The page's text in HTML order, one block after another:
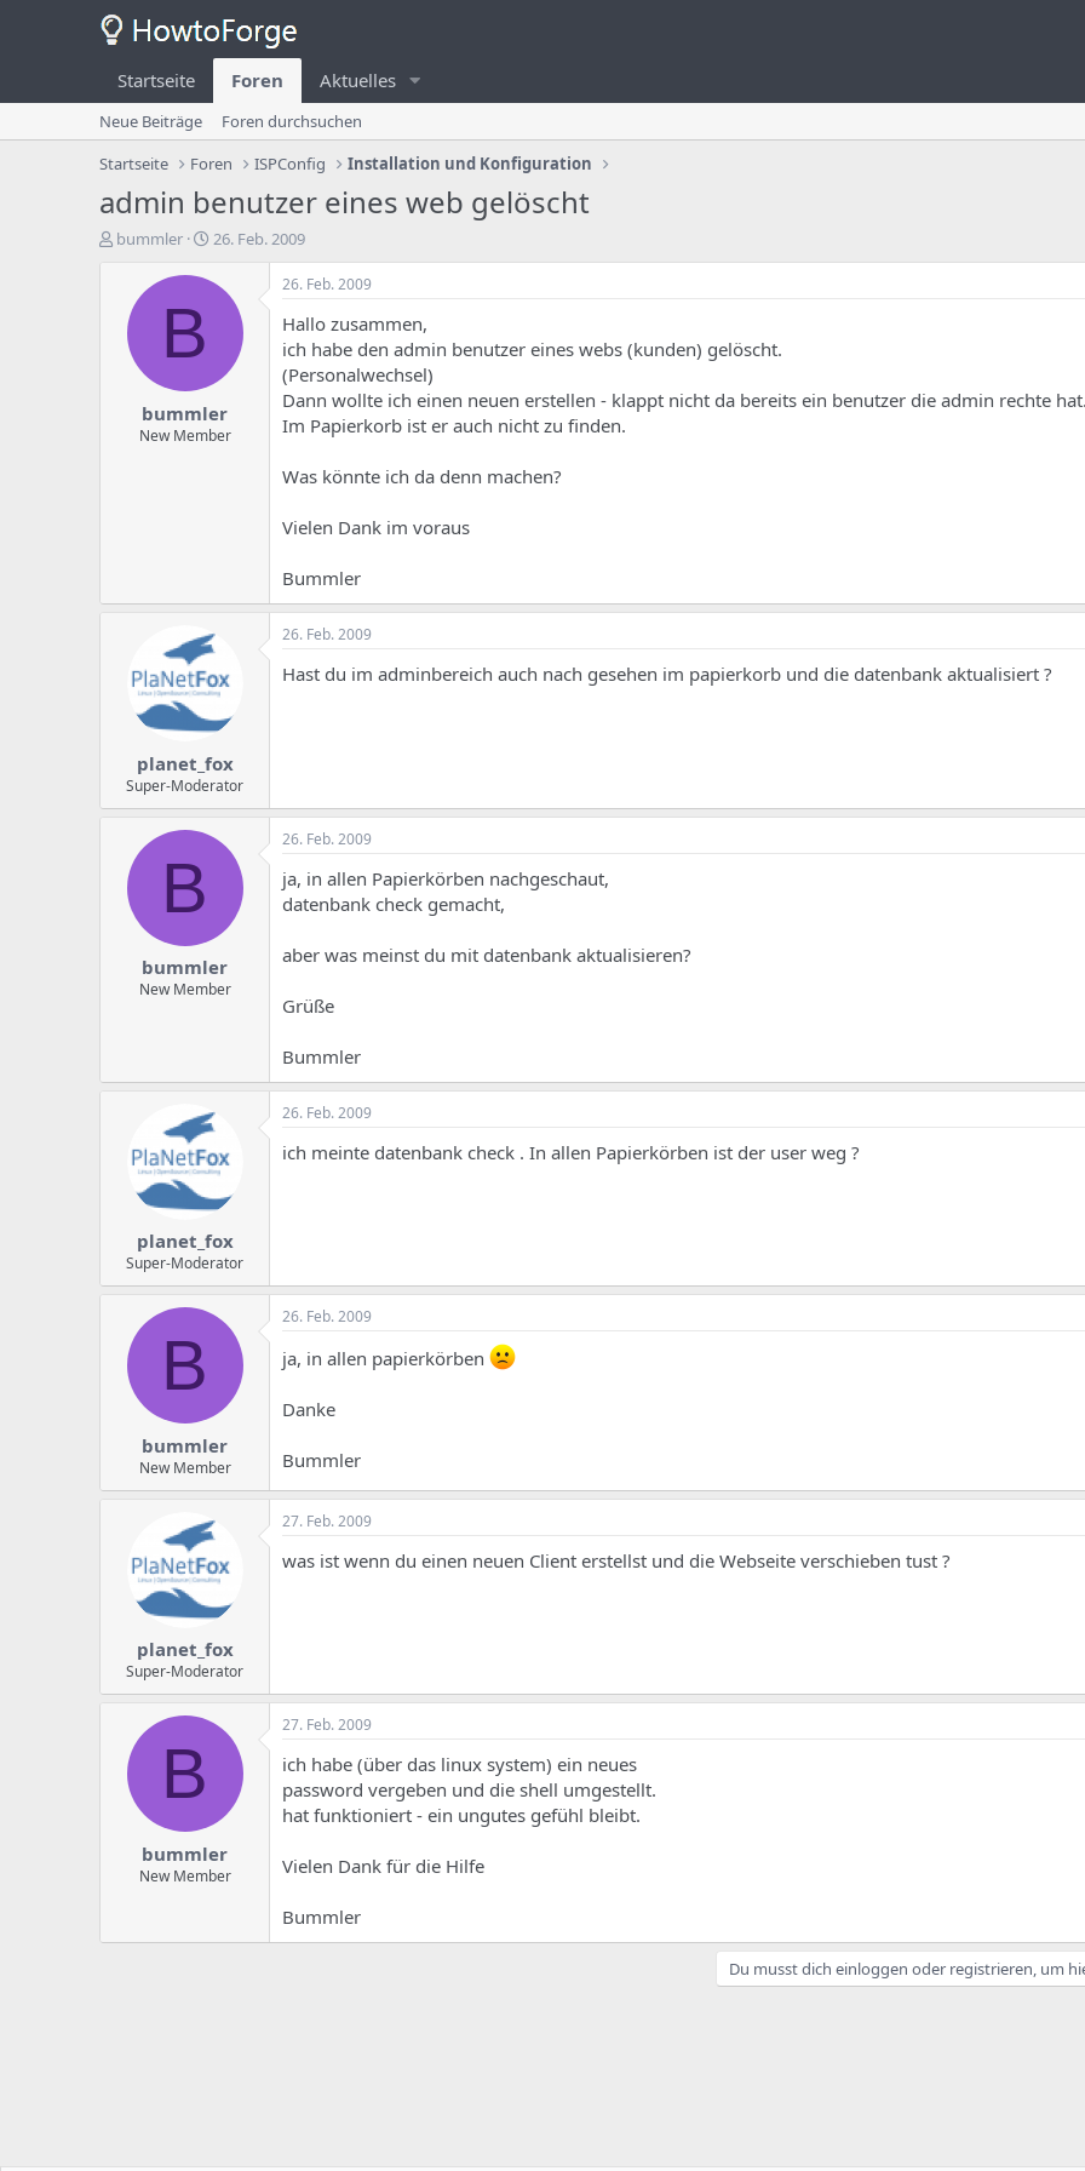
Startseite Foren Aktuelles
Neue Beiträge
Foren durchsuchen
Startseite
Foren ISPConfig Installation und Konfiguration
admin benutzer eines web gelöscht
E
s
bummler
E
s
u
n
g
26. Feb. 2009
B
bummler
New Member
26. Feb. 2009
Hallo zusammen,
ich habe den admin benutzer eines webs (kunden) gelöscht.
(Personalwechsel)
Dann wollte ich einen neuen erstellen - klappt nicht da bereits ein benutzer die admin rechte hat.
Im Papierkorb ist er auch nicht zu finden.
Was könnte ich da denn machen?
Vielen Dank im voraus
Bummler
planet_fox
Super-Moderator
26. Feb. 2009
Hast du im adminbereich auch nach gesehen im papierkorb und die datenbank aktualisiert ?
B
bummler
New Member
26. Feb. 2009
ja, in allen Papierkörben nachgeschaut,
datenbank check gemacht,
aber was meinst du mit datenbank aktualisieren?
Grüße
Bummler
planet_fox
Super-Moderator
26. Feb. 2009
ich meinte datenbank check . In allen Papierkörben ist der user weg ?
B
bummler
New Member
26. Feb. 2009
ja, in allen papierkörben
Danke
Bummler
planet_fox
Super-Moderator
27. Feb. 2009
was ist wenn du einen neuen Client erstellst und die Webseite verschieben tust ?
B
bummler
New Member
27. Feb. 2009
ich habe (über das linux system) ein neues
password vergeben und die shell umgestellt.
hat funktioniert - ein ungutes gefühl bleibt.
Vielen Dank für die Hilfe
Bummler
Du musst dich einloggen oder registrieren, um